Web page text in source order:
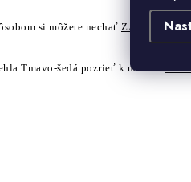
si môžete nechať ZASLAŤ
Tmavo-šedá pozrieť k nám do